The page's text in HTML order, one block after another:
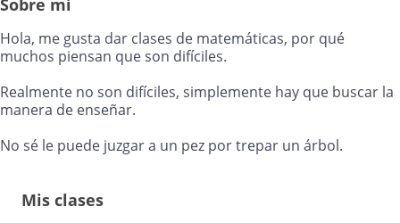
Sobre mí
Hola, me gusta dar clases de matemáticas, por qué
muchos piensan que son difíciles.
Realmente no son difíciles, simplemente hay que buscar la
manera de enseñar.
No sé le puede juzgar a un pez por trepar un árbol.
Mis clases